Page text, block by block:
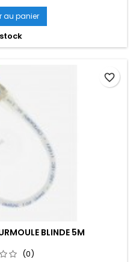
au panier
BLINDE 5M
(0)
favorite_border